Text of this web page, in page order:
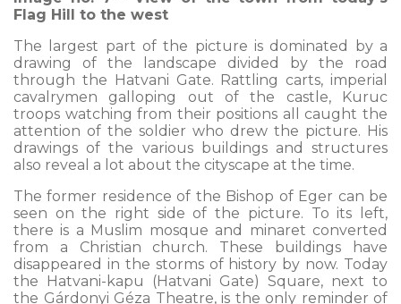
Flag Hill to the west
The largest part of the picture is dominated by a
drawing of the landscape divided by the road
through the Hatvani Gate. Rattling carts, imperial
cavalrymen galloping out of the castle, Kuruc
troops watching from their positions all caught the
attention of the soldier who drew the picture. His
drawings of the various buildings and structures
also reveal a lot about the cityscape at the time.
The former residence of the Bishop of Eger can be
seen on the right side of the picture. To its left,
there is a Muslim mosque and minaret converted
from a Christian church. These buildings have
disappeared in the storms of history by now. Today
the Hatvani-kapu (Hatvani Gate) Square, next to
the Gárdonyi Géza Theatre, is the only reminder of